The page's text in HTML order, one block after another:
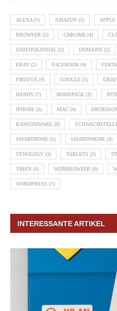
ALEXA (3) AMAZON (5) APPLE
BROWSER (3) CHROME (4)
DATENSKANDAL (2) DOMAINS (2)
EBAY (2) FACEBOOK (4)
FIREFOX (4) GOOGLE (5)
HANDY (7) HOMEPAGE (3)
IPHONE (3) MAC (4)
RANSOMWARE (9)
SMARTHOME (5) SMARTPHONE (4)
SYNOLOGY (3) TABLETS (5)
VIREN (4) WEBBROWSER (9)
WORDPRESS (7)
INTERESSANTE ARTIKEL